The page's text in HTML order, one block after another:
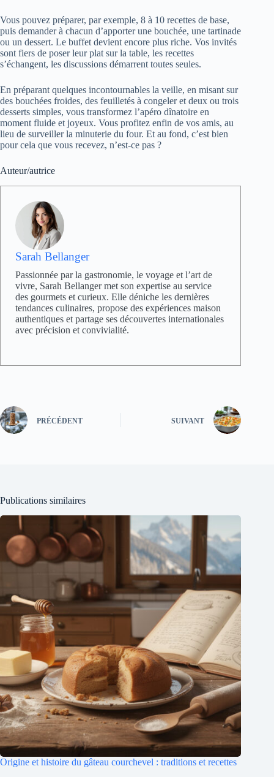
Vous pouvez préparer, par exemple, 8 à 10 recettes de base,
puis demander à chacun d’apporter une bouchée, une tartinade
ou un dessert. Le buffet devient encore plus riche. Vos invités
sont fiers de poser leur plat sur la table, les recettes
s’échangent, les discussions démarrent toutes seules.
En préparant quelques incontournables la veille, en misant sur
des bouchées froides, des feuilletés à congeler et deux ou trois
desserts simples, vous transformez l’apéro dînatoire en
moment fluide et joyeux. Vous profitez enfin de vos amis, au
lieu de surveiller la minuterie du four. Et au fond, c’est bien
pour cela que vous recevez, n’est-ce pas ?
Auteur/autrice
Sarah Bellanger
Passionnée par la gastronomie, le voyage et l’art de
vivre, Sarah Bellanger met son expertise au service
des gourmets et curieux. Elle déniche les dernières
tendances culinaires, propose des expériences maison
authentiques et partage ses découvertes internationales
avec précision et convivialité.
PRÉCÉDENT SUIVANT
Publications similaires
Origine et histoire du gâteau courchevel : traditions et recettes